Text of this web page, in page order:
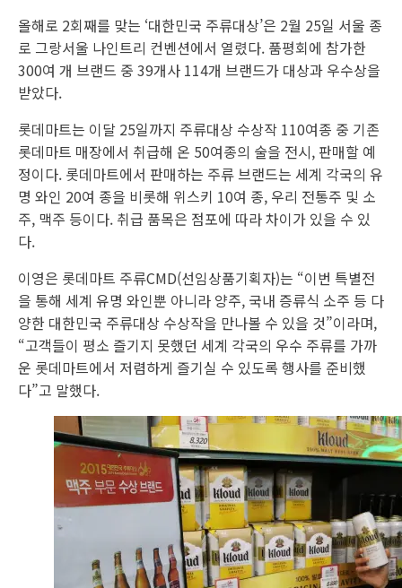
올해로 2회째를 맞는 ‘대한민국 주류대상’은 2월 25일 서울 종
로 그랑서울 나인트리 컨벤션에서 열렸다. 품평회에 참가한
300여 개 브랜드 중 39개사 114개 브랜드가 대상과 우수상을
받았다.
롯데마트는 이달 25일까지 주류대상 수상작 110여종 중 기존
롯데마트 매장에서 취급해 온 50여종의 술을 전시, 판매할 예
정이다. 롯데마트에서 판매하는 주류 브랜드는 세계 각국의 유
명 와인 20여 종을 비롯해 위스키 10여 종, 우리 전통주 및 소
주, 맥주 등이다. 취급 품목은 점포에 따라 차이가 있을 수 있
다.
이영은 롯데마트 주류CMD(선임상품기획자)는 “이번 특별전
을 통해 세계 유명 와인뿐 아니라 양주, 국내 증류식 소주 등 다
양한 대한민국 주류대상 수상작을 만나볼 수 있을 것”이라며,
“고객들이 평소 즐기지 못했던 세계 각국의 우수 주류를 가까
운 롯데마트에서 저렴하게 즐기실 수 있도록 행사를 준비했
다”고 말했다.